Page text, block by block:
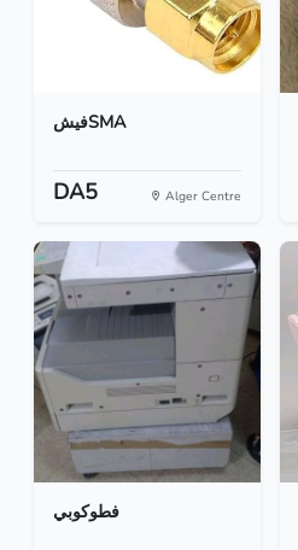
فيشSMA
DA5 Alger Centre
فطوكوبي